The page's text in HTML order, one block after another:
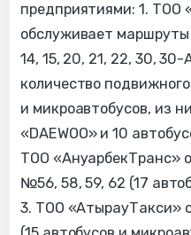
предприятиями: 1. ТОО
обслуживает
14, 15, 20, 21, 22, 30,
количество
и микроавтобусов, из
«DAEWOO» и 10
ТОО «АнуарбекТранс»
№56, 58, 59, 62 (17
3. ТОО «АтырауТакси»